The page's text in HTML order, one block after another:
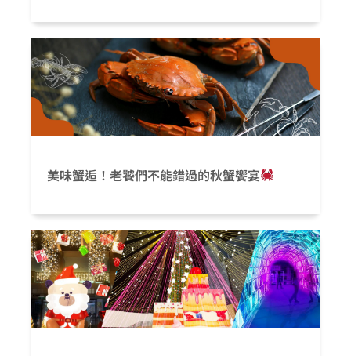
美味蟹逅！老饕們不能錯過的秋蟹饗宴